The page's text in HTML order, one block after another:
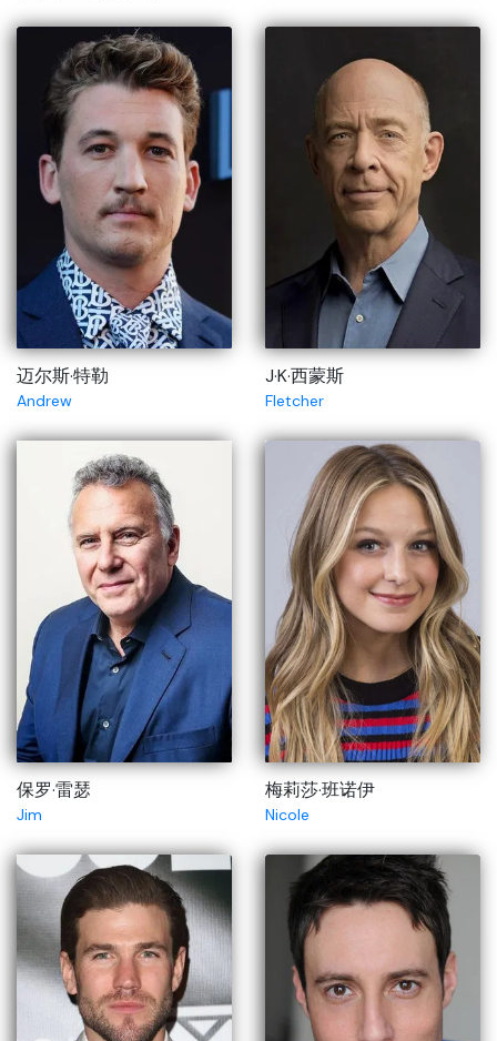
迈尔斯·特勒
Andrew
J·K·西蒙斯
Fletcher
保罗·雷瑟
Jim
梅莉莎·班诺伊
Nicole